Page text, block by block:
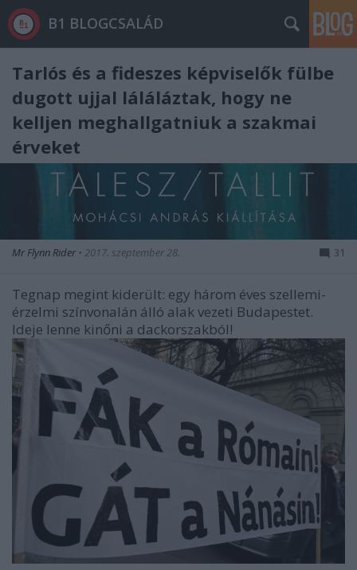
B1 BLOGCSALÁD
Tarlós és a fideszes képviselők fülbe
dugott ujjal láláláztak, hogy ne
kelljen meghallgatniuk a szakmai
érveket
Mr Flynn Rider • 2017. szeptember 28. 31
Tegnap megint kiderült: egy három éves szellemi-
érzelmi színvonalán álló alak vezeti Budapestet.
Ideje lenne kinőni a dackorszakból!